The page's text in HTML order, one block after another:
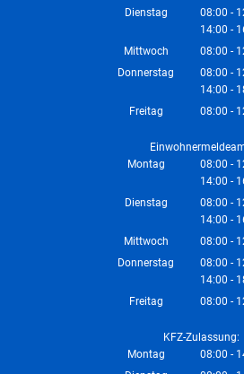
Dienstag 08:00 -
14:00 -
Mittwoch 08:00 -
Donnerstag 08:00 -
14:00 -
Freitag 08:00 -
Montag
08:00 -
14:00 -
Dienstag 08:00 -
14:00 -
Mittwoch 08:00 -
Donnerstag 08:00 -
14:00 -
Freitag 08:00 -
KFZ-Zulassung:
Montag
08:00 -